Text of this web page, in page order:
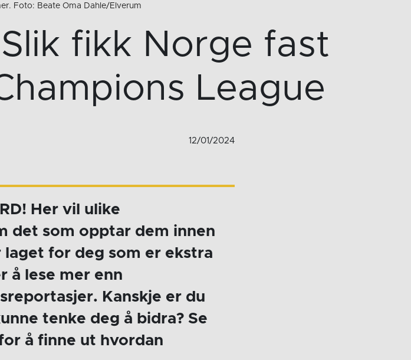
Foto: Beate Oma Dahle/Elverum
fikk Norge fast
League
12/01/2024
Her vil ulike
det som opptar dem innen
laget for deg som er ekstra
å lese mer enn
Kanskje er du
tenke deg å bidra? Se
å finne ut hvordan